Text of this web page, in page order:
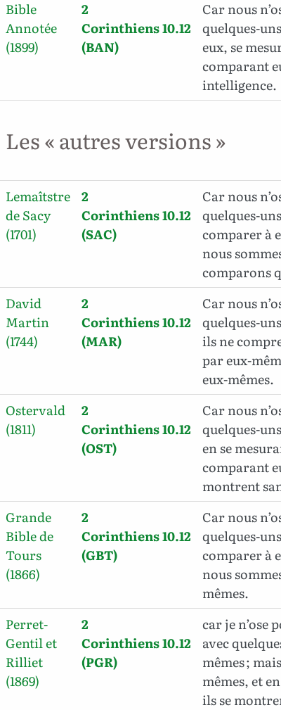
Bible
Annotée
(1899)
2
Corinthiens 10.12
(BAN)
Car nous
quelques-
eux, se
comparant
intelligence.
Les « autres versions »
Lemaîtstre
de Sacy
(1701)
2
Corinthiens 10.12
(SAC)
Car nous
quelques-
comparer à
nous
comparons
David
Martin
(1744)
2
Corinthiens 10.12
(MAR)
Car nous
quelques-
ils ne
par eux-
eux-mêmes.
Ostervald
(1811)
2
Corinthiens 10.12
(OST)
Car nous
quelques-
en se
comparant
montrent
Grande
Bible de
Tours
(1866)
2
Corinthiens 10.12
(GBT)
Car nous
quelques-
comparer à
nous
mêmes.
Perret-
Gentil et
Rilliet
(1869)
2
Corinthiens 10.12
(PGR)
car je n’ose
avec
mêmes ;
mêmes, et
ils se